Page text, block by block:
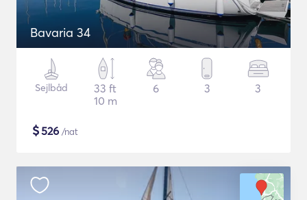
Bavaria 34
Sejlbåd
33 ft
10 m
6 3 3
$526 /nat